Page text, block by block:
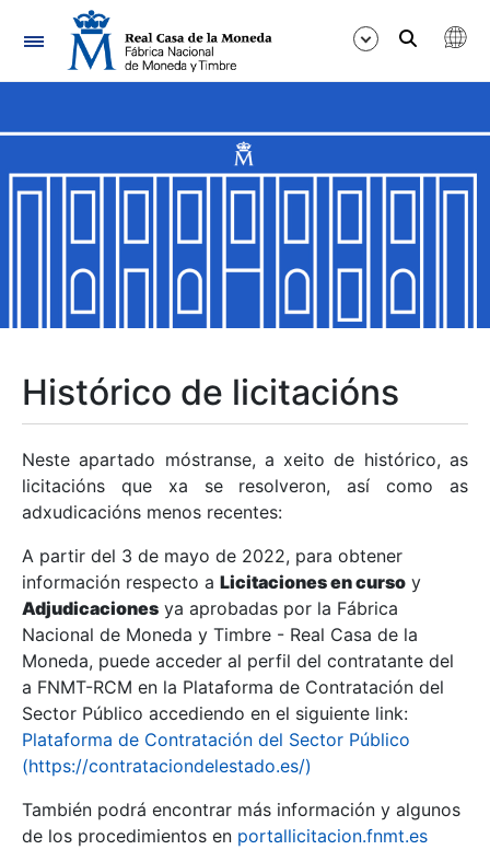
Navegación
Mostrar/Ocultar
Mostrar/Ocultar
Mostrar/Ocultar
Mostrar/Ocultar
Mostrar/Ocultar
Mostrar/Ocultar
Histórico de licitacións
Neste apartado móstranse, a xeito de histórico, as
licitacións que xa se resolveron, así como as
adxudicacións menos recentes:
A partir del 3 de mayo de 2022, para obtener
información respecto a Licitaciones en curso y
Adjudicaciones ya aprobadas por la Fábrica
Nacional de Moneda y Timbre - Real Casa de la
Moneda, puede acceder al perfil del contratante del
a FNMT-RCM en la Plataforma de Contratación del
Sector Público accediendo en el siguiente link:
Plataforma de Contratación del Sector Público
(https://contrataciondelestado.es/)
También podrá encontrar más información y algunos
de los procedimientos en portallicitacion.fnmt.es